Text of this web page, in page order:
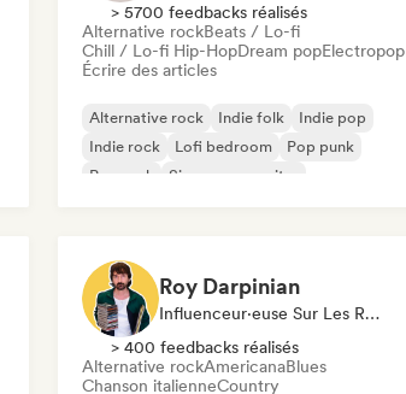
> 5700 feedbacks réalisés
Alternative rockBeats / Lo-fi
Chill / Lo-fi Hip-HopDream popElectropop
Écrire des articles
Alternative rock Indie folk
Indie pop
Indie rock
Lofi bedroom
Pop punk
Pop rock
Singer-songwriter
Roy Darpinian
Influenceur·euse Sur Les Réseaux Sociaux
> 400 feedbacks réalisés
Alternative rockAmericanaBlues
Chanson italienneCountry